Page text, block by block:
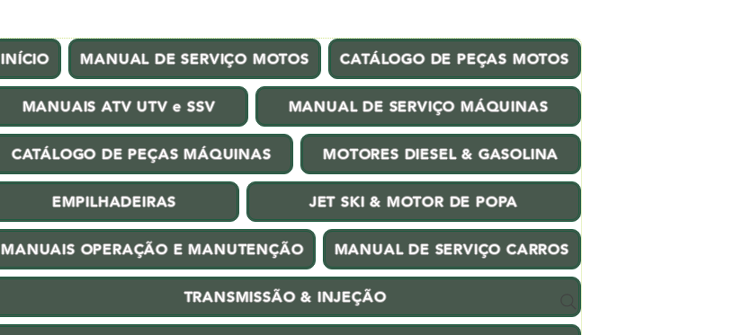
INÍCIO MANUAL DE SERVIÇO MOTOS CATÁLOGO DE PEÇAS MOTOS
MANUAIS ATV UTV e SSV MANUAL DE SERVIÇO MÁQUINAS
CATÁLOGO DE PEÇAS MÁQUINAS MOTORES DIESEL & GASOLINA
EMPILHADEIRAS JET SKI & MOTOR DE POPA
MANUAIS OPERAÇÃO E MANUTENÇÃO MANUAL DE SERVIÇO CARROS
TRANSMISSÃO & INJEÇÃO